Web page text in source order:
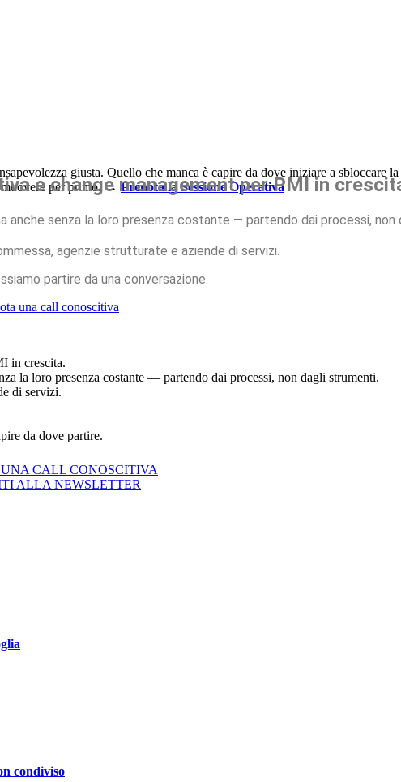
giusta. Quello che manca è capire da dove iniziare a sbloccare
per primo. → Prenota la Sessione Operativa
e change management per PMI in
senza la loro presenza costante — partendo dai processi, non
agenzie strutturate e aziende di servizi.
partire da una conversazione.
una call conoscitiva
in crescita.
la loro presenza costante — partendo dai processi, non dagli strumenti.
di servizi.
da dove partire.
CALL CONOSCITIVA
ALLA NEWSLETTER
condiviso